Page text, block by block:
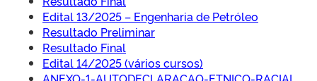
Edital 13/2025 – Engenharia de Petróleo
Resultado Preliminar
Resultado Final
Edital 14/2025 (vários cursos)